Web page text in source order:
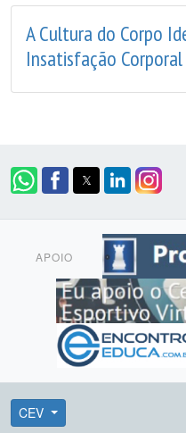
A Cultura do Corpo
Insatisfação
APOIO
CEV